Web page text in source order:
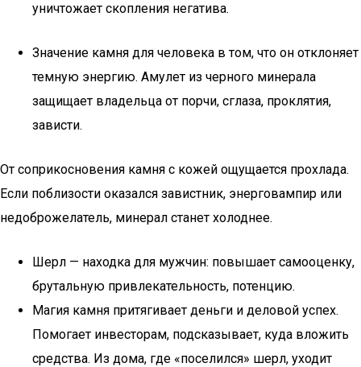
уничтожает скопления негатива.
Значение камня для человека в том, что он отклоняет
темную энергию. Амулет из черного минерала
защищает владельца от порчи, сглаза, проклятия,
зависти.
От соприкосновения камня с кожей ощущается прохлада.
Если поблизости оказался завистник, энерговампир или
недоброжелатель, минерал станет холоднее.
Шерл — находка для мужчин: повышает самооценку,
брутальную привлекательность, потенцию.
Магия камня притягивает деньги и деловой успех.
Помогает инвесторам, подсказывает, куда вложить
средства. Из дома, где «поселился» шерл, уходит